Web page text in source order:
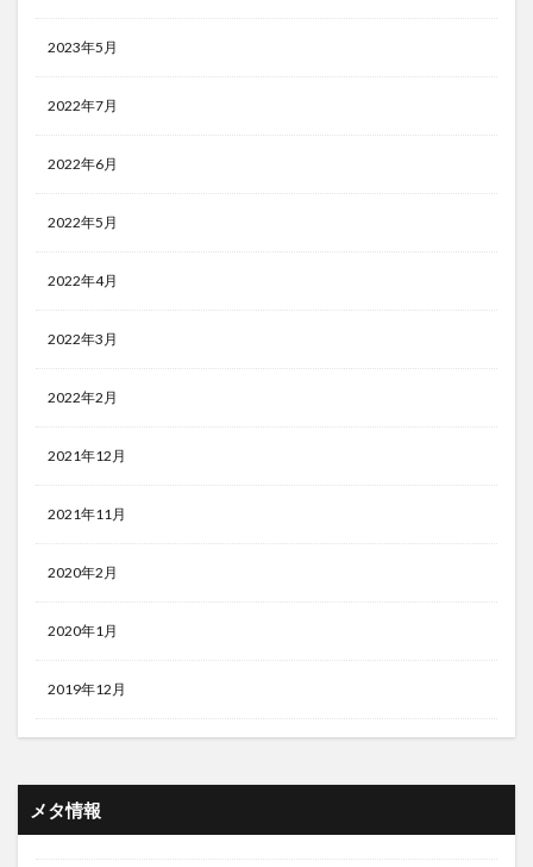
2023年5月
2022年7月
2022年6月
2022年5月
2022年4月
2022年3月
2022年2月
2021年12月
2021年11月
2020年2月
2020年1月
2019年12月
メタ情報